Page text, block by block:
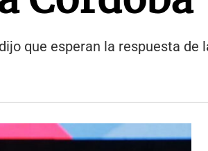
que esperan la respuesta de